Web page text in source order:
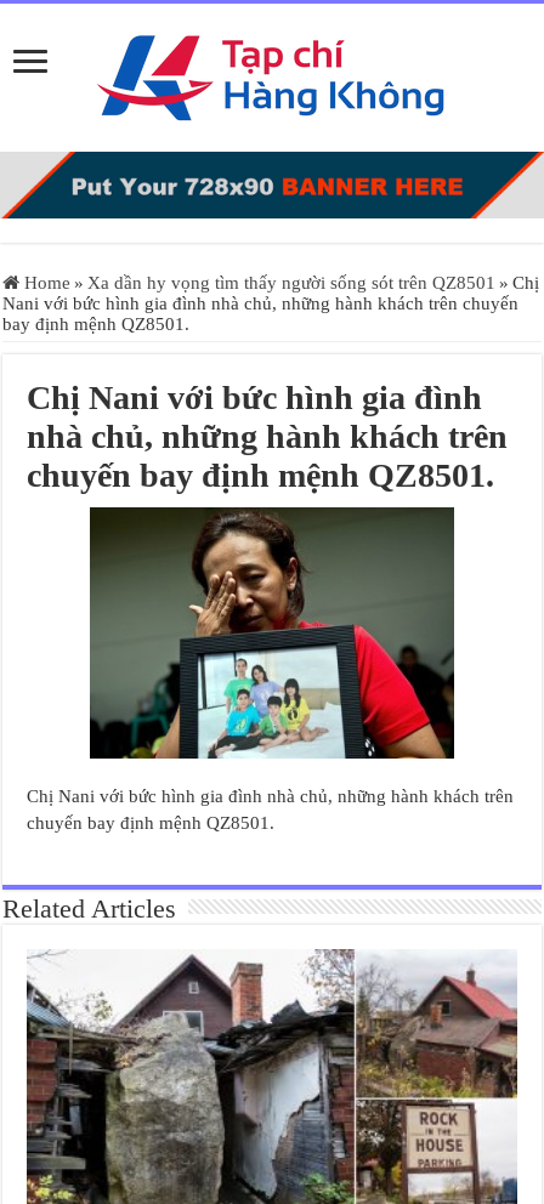
Home » Xa dần hy vọng tìm thấy người sống sót trên QZ8501 » Chị
Nani với bức hình gia đình nhà chủ, những hành khách trên chuyến
bay định mệnh QZ8501.
Chị Nani với bức hình gia đình
nhà chủ, những hành khách trên
chuyến bay định mệnh QZ8501.
Chị Nani với bức hình gia đình nhà chủ, những hành khách trên
chuyến bay định mệnh QZ8501.
Related Articles